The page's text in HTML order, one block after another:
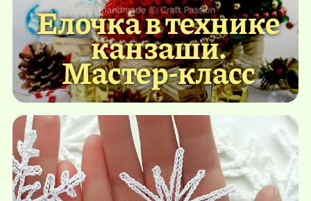
Елочка в технике
канзаши.
Мастер-класс